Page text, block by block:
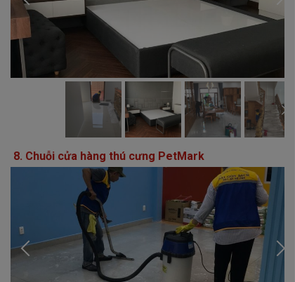
8. Chuỗi cửa hàng thú cưng PetMark